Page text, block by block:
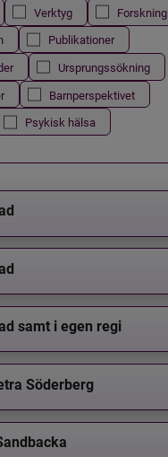
Verktyg
Forskning
Publikationer
Ursprungssökning
Barnperspektivet
Psykisk hälsa
samt i egen regi
Söderberg